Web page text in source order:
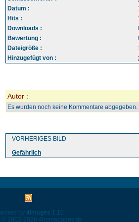
Datum :
Hits :
Downloads :
Bewertung :
Dateigröße :
Hinzugefügt von :
Autor :
Es wurden noch keine Kommentare abgegeben.
VORHERIGES BILD
Gefährlich
by 4images 1.10
© 2002-2026 4homepages.de